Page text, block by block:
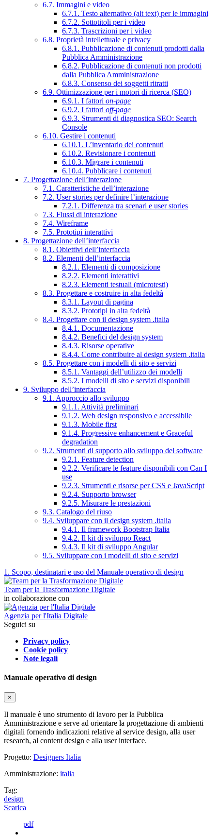
6.7. Immagini e video
6.7.1. Testo alternativo (alt text) per le immagini
6.7.2. Sottotitoli per i video
6.7.3. Trascrizioni per i video
6.8. Proprietà intellettuale e privacy
6.8.1. Pubblicazione di contenuti prodotti dalla
Pubblica Amministrazione
6.8.2. Pubblicazione di contenuti non prodotti
dalla Pubblica Amministrazione
6.8.3. Consenso dei soggetti ritratti
6.9. Ottimizzazione per i motori di ricerca (SEO)
6.9.1. I fattori on-page
6.9.2. I fattori off-page
6.9.3. Strumenti di diagnostica SEO: Search
Console
6.10. Gestire i contenuti
6.10.1. L’inventario dei contenuti
6.10.2. Revisionare i contenuti
6.10.3. Migrare i contenuti
6.10.4. Pubblicare i contenuti
7. Progettazione dell’interazione
7.1. Caratteristiche dell’interazione
7.2. User stories per definire l’interazione
7.2.1. Differenza tra scenari e user stories
7.3. Flussi di interazione
7.4. Wireframe
7.5. Prototipi interattivi
8. Progettazione dell’interfaccia
8.1. Obiettivi dell’interfaccia
8.2. Elementi dell’interfaccia
8.2.1. Elementi di composizione
8.2.2. Elementi interattivi
8.2.3. Elementi testuali (microtesti)
8.3. Progettare e costruire in alta fedeltà
8.3.1. Layout di pagina
8.3.2. Prototipi in alta fedeltà
8.4. Progettare con il design system .italia
8.4.1. Documentazione
8.4.2. Benefici del design system
8.4.3. Risorse operative
8.4.4. Come contribuire al design system .italia
8.5. Progettare con i modelli di sito e servizi
8.5.1. Vantaggi dell’utilizzo dei modelli
8.5.2. I modelli di sito e servizi disponibili
9. Sviluppo dell’interfaccia
9.1. Approccio allo sviluppo
9.1.1. Attività preliminari
9.1.2. Web design responsivo e accessibile
9.1.3. Mobile first
9.1.4. Progressive enhancement e Graceful
degradation
9.2. Strumenti di supporto allo sviluppo del software
9.2.1. Feature detection
9.2.2. Verificare le feature disponibili con Can I
use
9.2.3. Strumenti e risorse per CSS e JavaScript
9.2.4. Supporto browser
9.2.5. Misurare le prestazioni
9.3. Catalogo del riuso
9.4. Sviluppare con il design system .italia
9.4.1. Il framework Bootstrap Italia
9.4.2. Il kit di sviluppo React
9.4.3. Il kit di sviluppo Angular
9.5. Sviluppare con i modelli di sito e servizi
1. Scopo, destinatari e uso del Manuale operativo di design
Team per la Trasformazione Digitale
in collaborazione con
Agenzia per l'Italia Digitale
Seguici su
Privacy policy
Cookie policy
Note legali
Manuale operativo di design
×
Il manuale è uno strumento di lavoro per la Pubblica
Amministrazione e serve ad orientare la progettazione di ambienti
digitali fornendo indicazioni relative al service design, alla user
research, al content design e alla user interface.
Progetto: Designers Italia
Amministrazione: italia
Tag:
design
Scarica
pdf